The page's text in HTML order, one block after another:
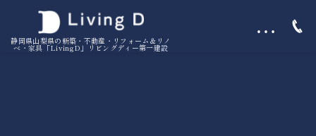
静岡県山梨県の新築・不動産・リフォーム＆リノ
ベ・家具「LivingD」リビングディー第一建設
…